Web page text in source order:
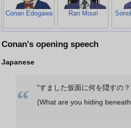
Conan Edogawa Ran Mouri
Conan's opening speech
Japanese
“
"すました仮面に何を隠すの
(What are you hiding